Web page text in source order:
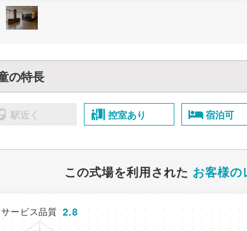
の特長
駅近く 控室あり 宿泊可
この式場を利用された お客様の
サービス品質 2.8